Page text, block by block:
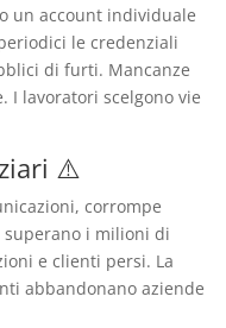
un account individuale
le credenziali
di furti. Mancanze
I lavoratori scelgono vie
⚠️
corrompe
i milioni di
e clienti persi. La
abbandonano aziende